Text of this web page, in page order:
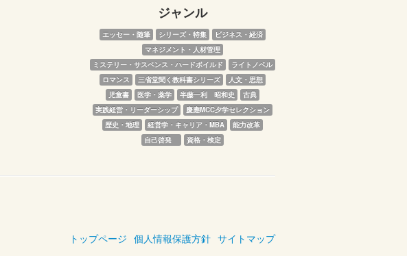
ジャンル
エッセー・随筆 シリーズ・特集
ビジネス・経済
マネジメント・人材管理
ミステリー・サスペンス・ハードボイルド
ライトノベル
ロマンス
三省堂聞く教科書シリーズ
人文・思想
児童書
医学・薬学 半藤一利　昭和史
古典
実践経営・リーダーシップ
慶應MCC夕学セレクション
歴史・地理
経営学・キャリア・MBA
能力改革
自己啓発
資格・検定
トップページ 個人情報保護方針 サイトマップ